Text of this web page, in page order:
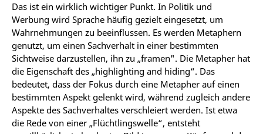
Das ist ein wirklich wichtiger Punkt. In Politik und
Werbung wird Sprache häufig gezielt eingesetzt, um
Wahrnehmungen zu beeinflussen. Es werden Metaphern
genutzt, um einen Sachverhalt in einer bestimmten
Sichtweise darzustellen, ihn zu „framen". Die Metapher hat
die Eigenschaft des „highlighting and hiding“. Das
bedeutet, dass der Fokus durch eine Metapher auf einen
bestimmten Aspekt gelenkt wird, während zugleich andere
Aspekte des Sachverhaltes verschleiert werden. Ist etwa
die Rede von einer „Flüchtlingswelle“, entsteht